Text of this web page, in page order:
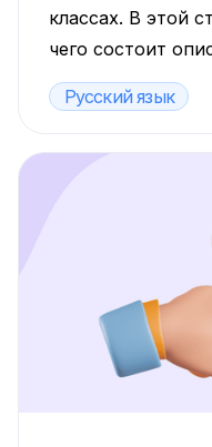
классах. В этой
чего состоит
отличительные
примеры
ребенку
школе на высокий
Русский язык